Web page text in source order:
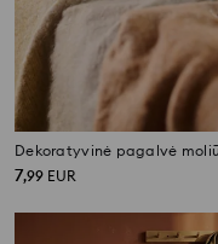
7,99 EUR